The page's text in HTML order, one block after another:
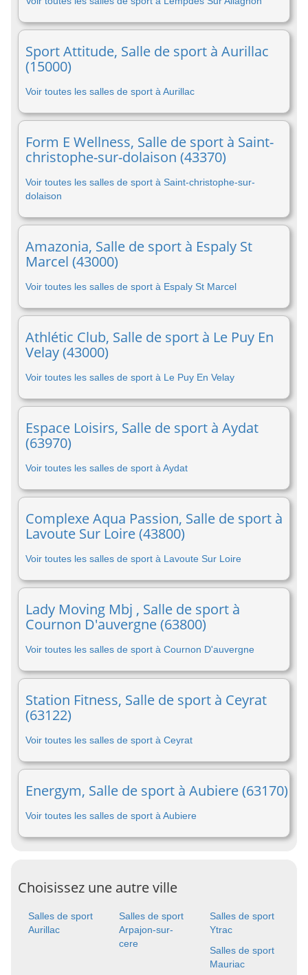
Sport Attitude, Salle de sport à Aurillac
(15000)
Voir toutes les salles de sport à Aurillac
Form E Wellness, Salle de sport à Saint-
christophe-sur-dolaison (43370)
Voir toutes les salles de sport à Saint-christophe-sur-
dolaison
Amazonia, Salle de sport à Espaly St
Marcel (43000)
Voir toutes les salles de sport à Espaly St Marcel
Athlétic Club, Salle de sport à Le Puy En
Velay (43000)
Voir toutes les salles de sport à Le Puy En Velay
Espace Loisirs, Salle de sport à Aydat
(63970)
Voir toutes les salles de sport à Aydat
Complexe Aqua Passion, Salle de sport à
Lavoute Sur Loire (43800)
Voir toutes les salles de sport à Lavoute Sur Loire
Lady Moving Mbj , Salle de sport à
Cournon D'auvergne (63800)
Voir toutes les salles de sport à Cournon D'auvergne
Station Fitness, Salle de sport à Ceyrat
(63122)
Voir toutes les salles de sport à Ceyrat
Energym, Salle de sport à Aubiere (63170)
Voir toutes les salles de sport à Aubiere
Choisissez une autre ville
Salles de sport
Aurillac
Salles de sport
Arpajon-sur-
cere
Salles de sport
Ytrac
Salles de sport
Mauriac